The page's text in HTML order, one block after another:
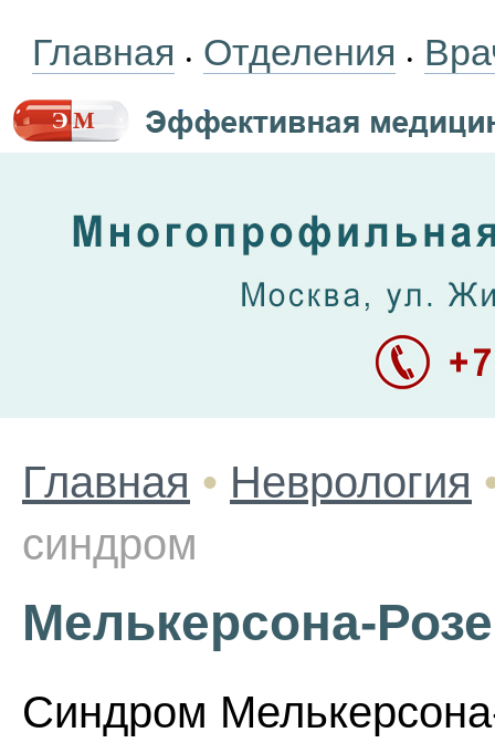
Главная • Отделения •
Главная • Неврология
синдром
Мелькерсона-
Синдром